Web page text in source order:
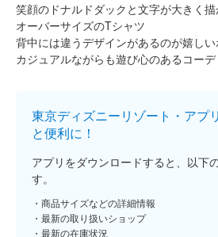
笑顔のドナルドダックと文字が大きく
オーバーサイズのTシャツ
背中には違うデザインがあるのが嬉しい
カジュアルながらも遊び心のあるコー
東京ディズニーリゾート・アプ
と便利に！
アプリをダウンロードすると、以下
す。
商品サイズなどの詳細情報
最新の取り扱いショップ
最新の在庫状況